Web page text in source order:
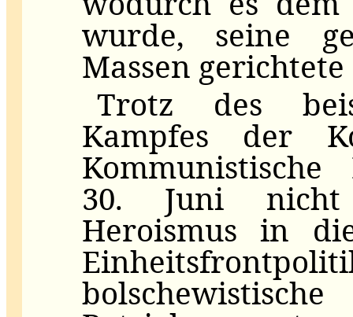
wurde, seine
Massen
Trotz des
Kampfes der
30. Juni nicht
Heroismus in